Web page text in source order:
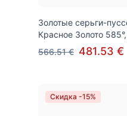
Золотые серьги-
Красное Золото
566.51 € 481.53 €
Скидка -15%